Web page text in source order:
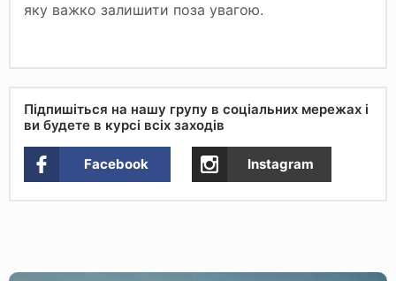
яку важко залишити поза увагою.
Підпишіться на нашу групу в соціальних мережах і
ви будете в курсі всіх заходів
Facebook Instagram